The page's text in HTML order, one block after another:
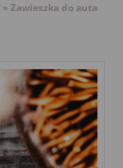
»Zawieszka do auta